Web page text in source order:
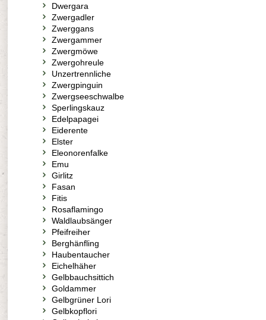
Dwergara
Zwergadler
Zwerggans
Zwergammer
Zwergmöwe
Zwergohreule
Unzertrennliche
Zwergpinguin
Zwergseeschwalbe
Sperlingskauz
Edelpapagei
Eiderente
Elster
Eleonorenfalke
Emu
Girlitz
Fasan
Fitis
Rosaflamingo
Waldlaubsänger
Pfeifreiher
Berghänfling
Haubentaucher
Eichelhäher
Gelbbauchsittich
Goldammer
Gelbgrüner Lori
Gelbkopflori